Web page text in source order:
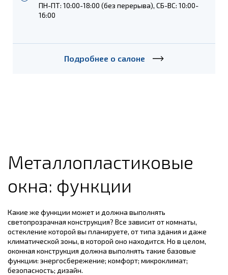
ПН-ПТ: 10:00-18:00 (без перерыва), СБ-ВС: 10:00-
16:00
Подробнее о салоне
Металлопластиковые
окна: функции
Какие же функции может и должна выполнять
светопрозрачная конструкция? Все зависит от комнаты,
остекление которой вы планируете, от типа здания и даже
климатической зоны, в которой оно находится. Но в целом,
оконная конструкция должна выполнять такие базовые
функции: энергосбережение; комфорт; микроклимат;
безопасность; дизайн.